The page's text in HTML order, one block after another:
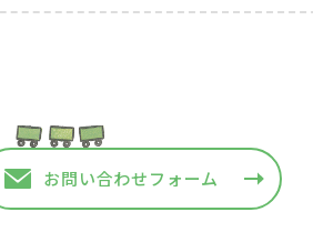
お問い合わせフォーム